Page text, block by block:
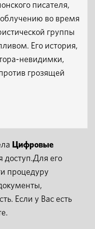
писателя,
во время
группы
Его история,
невидимки,
грозящей
Цифровые
доступ.Для его
процедуру
Если у Вас есть